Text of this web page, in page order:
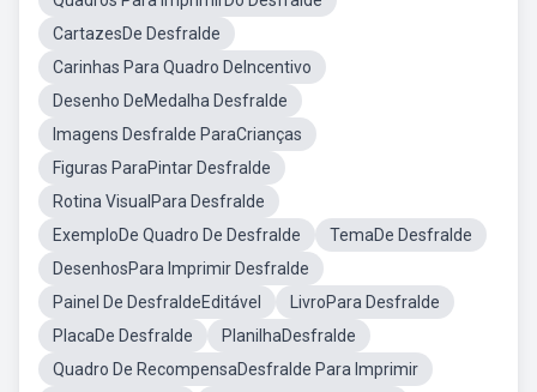
CartazesDe Desfralde
Carinhas Para Quadro DeIncentivo
Desenho DeMedalha Desfralde
Imagens Desfralde ParaCrianças
Figuras ParaPintar Desfralde
Rotina VisualPara Desfralde
ExemploDe Quadro De Desfralde
TemaDe Desfralde
DesenhosPara Imprimir Desfralde
Painel De DesfraldeEditável
LivroPara Desfralde
PlacaDe Desfralde
PlanilhaDesfralde
Quadro De RecompensaDesfralde Para Imprimir